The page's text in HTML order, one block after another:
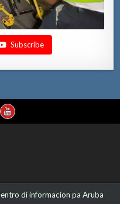
Subscribe
di informacion pa Aruba